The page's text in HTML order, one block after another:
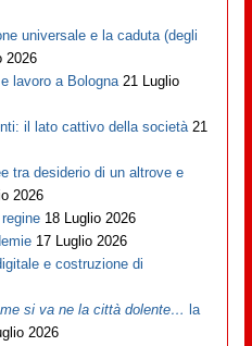
universale e la caduta (degli
2026
lavoro a Bologna 21 Luglio
il lato cattivo della società 21
tra desiderio di un altrove e
2026
18 Luglio 2026
17 Luglio 2026
e costruzione di
si va ne la città dolente… la
2026